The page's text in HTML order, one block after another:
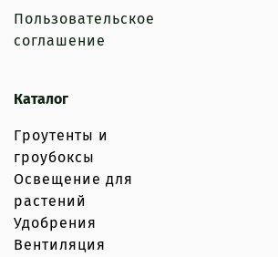
Пользовательское
соглашение
Каталог
Гроутенты и
гроубоксы
Освещение для
растений
Удобрения
Вентиляция